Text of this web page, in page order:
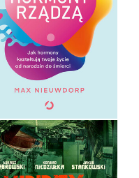
RZĄDZĄ
MAX NIEUWDORP
OPRAWA MIĘKKA
49,99 ZŁ